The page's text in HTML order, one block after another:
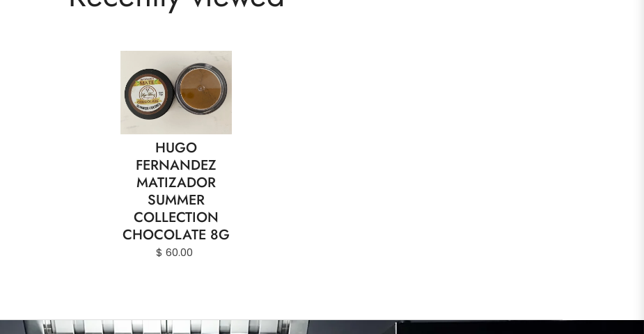
HUGO
FERNANDEZ
MATIZADOR
SUMMER
COLLECTION
CHOCOLATE 8G
$ 60.00